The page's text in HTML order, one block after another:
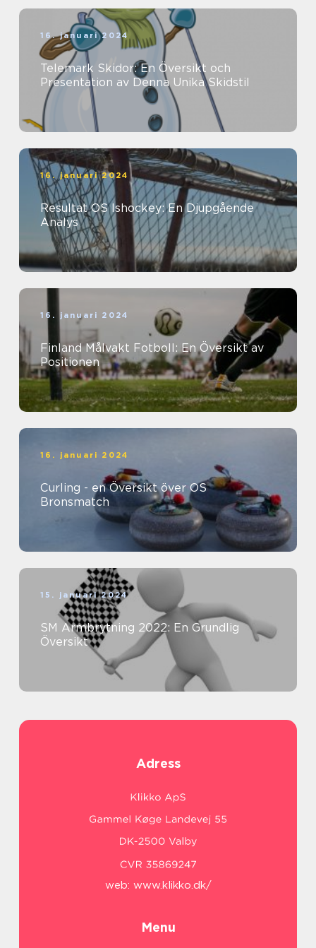
16. januari 2024
Telemark Skidor: En Översikt och
Presentation av Denna Unika Skidstil
16. januari 2024
Resultat OS Ishockey: En Djupgående
Analys
16. januari 2024
Finland Målvakt Fotboll: En Översikt av
Positionen
16. januari 2024
Curling - en Översikt över OS
Bronsmatch
15. januari 2024
SM Armbrytning 2022: En Grundlig
Översikt
Adress
web: www.klikko.dk/
Menu